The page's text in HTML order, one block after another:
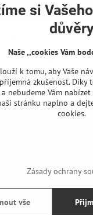
luxusní a
v kolekci
si
Naše ,,cookies Vám
k tomu, aby Vaše
zkušenost. Díky
nebudeme Vám
stránku naplno a
cookies.
Zásady ochrany
vše